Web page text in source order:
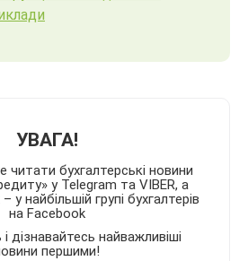
УВАГА!
читати бухгалтерські новини
у Telegram та VIBER, а
у найбільшій групі бухгалтерів
на Facebook
дізнавайтесь найважливіші
першими!